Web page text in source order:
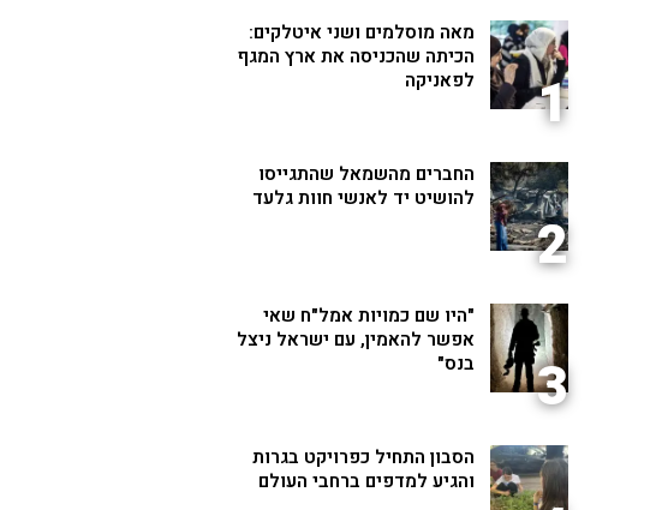
1
מאה מוסלמים ושני איטלקים:
הכיתה שהכניסה את ארץ המגף
לפאניקה
2
החברים מהשמאל שהתגייסו
להושיט יד לאנשי חוות גלעד
3
"היו שם כמויות אמל"ח שאי
אפשר להאמין, עם ישראל ניצל
בנס"
הסבון התחיל כפרויקט בגרות
והגיע למדפים ברחבי העולם